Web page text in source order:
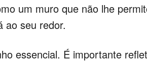
um muro que não lhe
ao seu redor.
essencial. É importante